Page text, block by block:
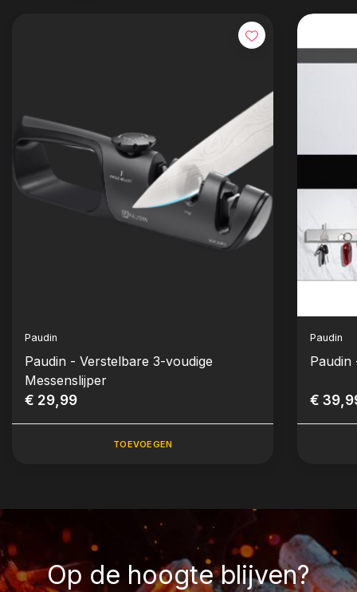
Paudin
Paudin - Verstelbare 3-voudige
Messenslijper
€ 29,99
TOEVOEGEN
Paudin
Paudin
€
Op de hoogte blijven?